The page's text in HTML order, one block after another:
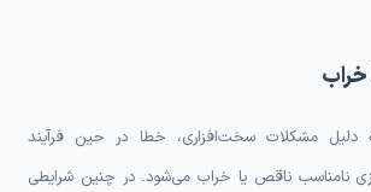
مشکلات سخت‌افزاری، خطا در حین فرآیند
نامناسب ناقص یا خراب می‌شود. در چنین شرایطی